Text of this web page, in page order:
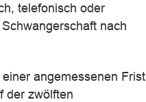
telefonisch oder
nach
angemessenen Frist
der zwölften